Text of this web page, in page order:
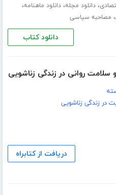
،دانلود مجله،دانلود ماهنامه،
، مصاحبه سیاسی
دانلود کتاب
سلامت روانی در زندگی زناشویی
در زندگی زناشویی
دریافت از کتابراه